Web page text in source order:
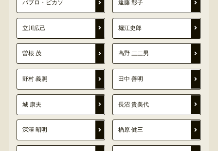
パブロ・ピカソ 遠藤 彰子
立川広己 堀江史郎
曽根 茂 高野 三三男
野村 義照 田中 善明
城 康夫 長沼 貴美代
深澤 昭明 楢原 健三